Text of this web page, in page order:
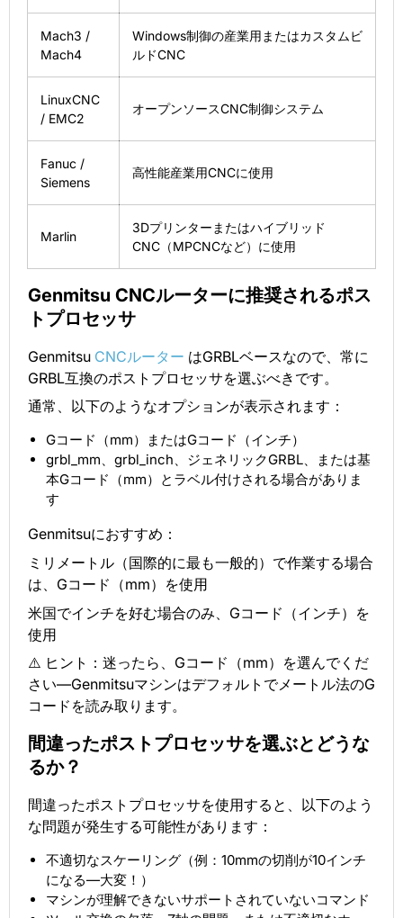
Mach3 /
Mach4
Windows制御の産業用またはカスタムビ
ルドCNC
LinuxCNC
/ EMC2
オープンソースCNC制御システム
Fanuc /
Siemens
高性能産業用CNCに使用
Marlin
3Dプリンターまたはハイブリッド
CNC（MPCNCなど）に使用
Genmitsu CNCルーターに推奨されるポス
トプロセッサ
Genmitsu CNCルーター はGRBLベースなので、常に
GRBL互換のポストプロセッサを選ぶべきです。
通常、以下のようなオプションが表示されます：
Gコード（mm）またはGコード（インチ）
grbl_mm、grbl_inch、ジェネリックGRBL、または基
本Gコード（mm）とラベル付けされる場合がありま
す
Genmitsuにおすすめ：
ミリメートル（国際的に最も一般的）で作業する場合
は、Gコード（mm）を使用
米国でインチを好む場合のみ、Gコード（インチ）を
使用
⚠️ ヒント：迷ったら、Gコード（mm）を選んでくだ
さい—Genmitsuマシンはデフォルトでメートル法のG
コードを読み取ります。
間違ったポストプロセッサを選ぶとどうな
るか？
間違ったポストプロセッサを使用すると、以下のよう
な問題が発生する可能性があります：
不適切なスケーリング（例：10mmの切削が10インチ
になる—大変！）
マシンが理解できないサポートされていないコマンド